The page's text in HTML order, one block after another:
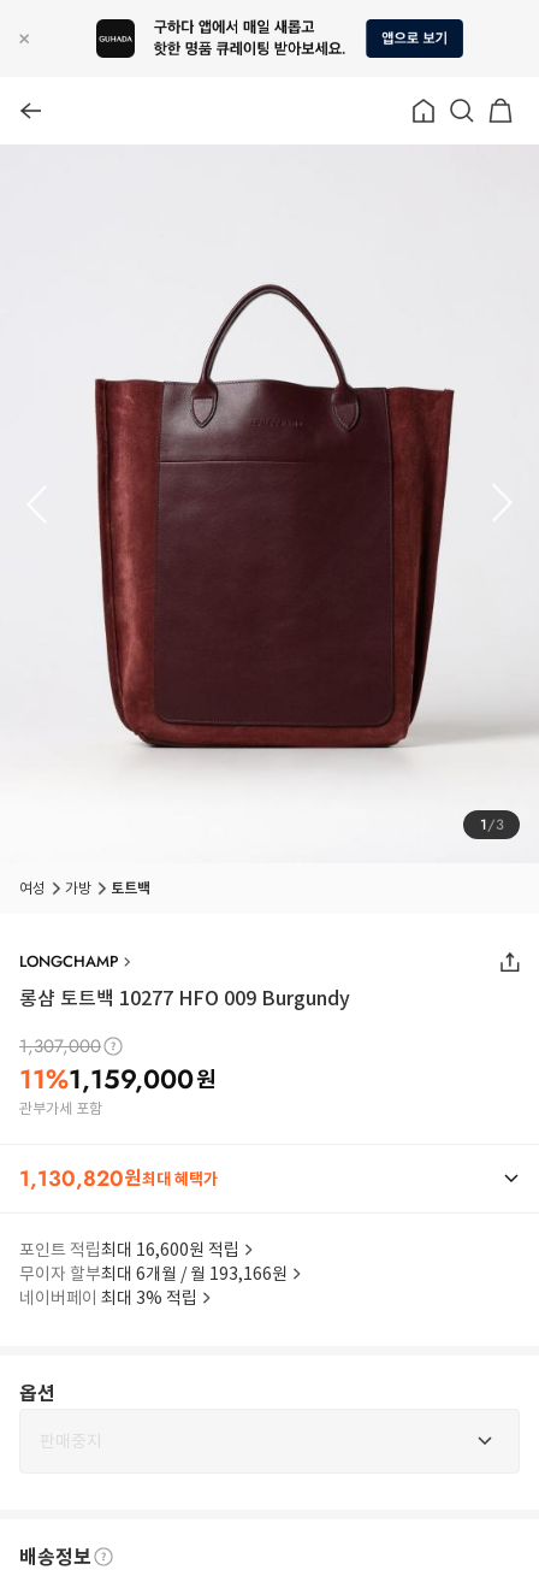
1/3
여성 가방 토트백
LONGCHAMP
롱샴 토트백 10277 HFO 009 Burgundy
1,307,000
11%1,159,000원
관부가세 포함
1,130,820원최대 혜택가
포인트 적립최대 16,600원 적립
무이자 할부최대 6개월 / 월 193,166원
네이버페이 최대 3% 적립
옵션
판매중지
배송정보